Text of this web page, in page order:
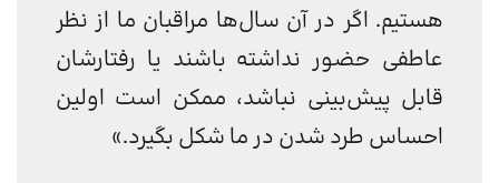
هستیم. اگر در آن سال‌ها مراقبان ما از نظر
عاطفی حضور نداشته باشند یا رفتارشان
قابل پیش‌بینی نباشد، ممکن است اولین
احساس طرد شدن در ما شکل بگیرد.»